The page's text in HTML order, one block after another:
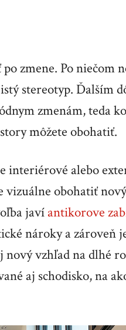
zmene. Po niečom
stereotyp. Ďalším
zmenám, teda
môžete obohatiť.
interiérové alebo
vizuálne obohatiť
javí antikorove
nároky a zároveň
nový vzhľad na dlhé
aj schodisko, na